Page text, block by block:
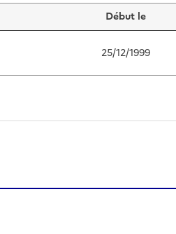
Début le
25/12/1999